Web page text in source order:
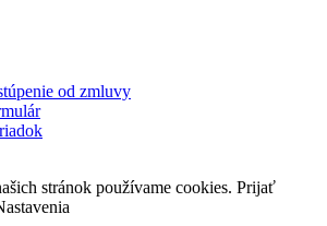
od zmluvy
stránok používame cookies. Prijať